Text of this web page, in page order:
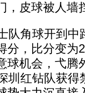
，皮球被人墙
角球开到中
分，比分变为
球机会，弋腾
圳红钻队获得